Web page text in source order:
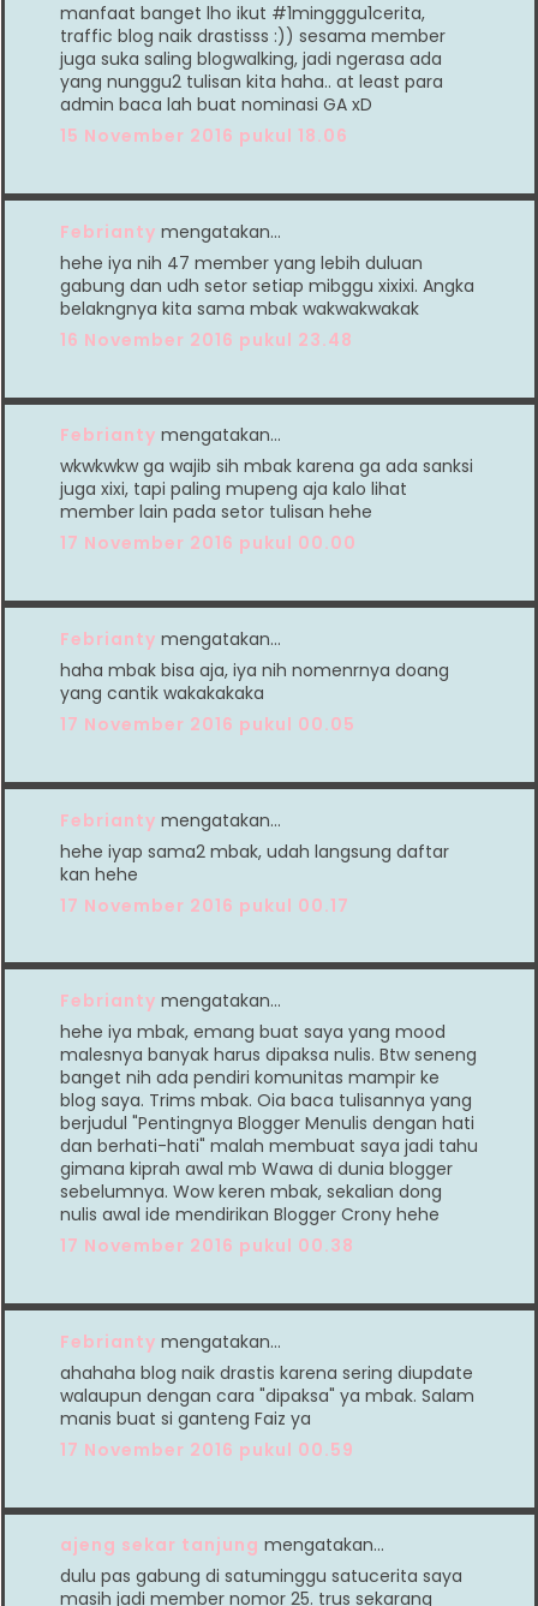
manfaat banget lho ikut #1mingggu1cerita,
traffic blog naik drastisss :)) sesama member
juga suka saling blogwalking, jadi ngerasa ada
yang nunggu2 tulisan kita haha.. at least para
admin baca lah buat nominasi GA xD
15 November 2016 pukul 18.06
Febrianty mengatakan…
hehe iya nih 47 member yang lebih duluan
gabung dan udh setor setiap mibggu xixixi. Angka
belakngnya kita sama mbak wakwakwakak
16 November 2016 pukul 23.48
Febrianty mengatakan…
wkwkwkw ga wajib sih mbak karena ga ada sanksi
juga xixi, tapi paling mupeng aja kalo lihat
member lain pada setor tulisan hehe
17 November 2016 pukul 00.00
Febrianty mengatakan…
haha mbak bisa aja, iya nih nomenrnya doang
yang cantik wakakakaka
17 November 2016 pukul 00.05
Febrianty mengatakan…
hehe iyap sama2 mbak, udah langsung daftar
kan hehe
17 November 2016 pukul 00.17
Febrianty mengatakan…
hehe iya mbak, emang buat saya yang mood
malesnya banyak harus dipaksa nulis. Btw seneng
banget nih ada pendiri komunitas mampir ke
blog saya. Trims mbak. Oia baca tulisannya yang
berjudul "Pentingnya Blogger Menulis dengan hati
dan berhati-hati" malah membuat saya jadi tahu
gimana kiprah awal mb Wawa di dunia blogger
sebelumnya. Wow keren mbak, sekalian dong
nulis awal ide mendirikan Blogger Crony hehe
17 November 2016 pukul 00.38
Febrianty mengatakan…
ahahaha blog naik drastis karena sering diupdate
walaupun dengan cara "dipaksa" ya mbak. Salam
manis buat si ganteng Faiz ya
17 November 2016 pukul 00.59
ajeng sekar tanjung mengatakan…
dulu pas gabung di satuminggu satucerita saya
masih jadi member nomor 25. trus sekarang